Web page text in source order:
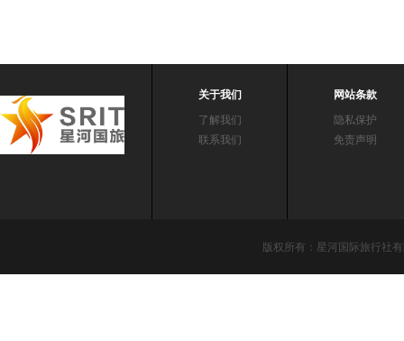
关于我们
了解我们
联系我们
网站条款
隐私保护
免责声明
版权所有：星河国际旅行社